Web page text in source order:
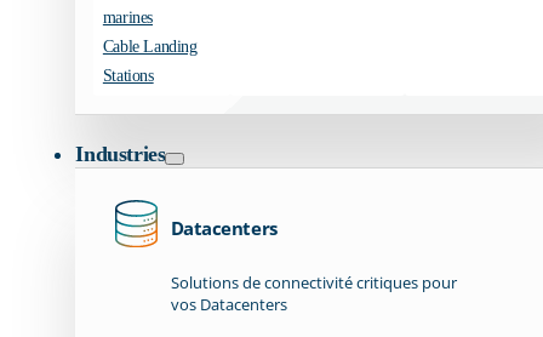
marines
Cable Landing
Stations
Industries
Datacenters
Solutions de connectivité critiques pour
vos Datacenters